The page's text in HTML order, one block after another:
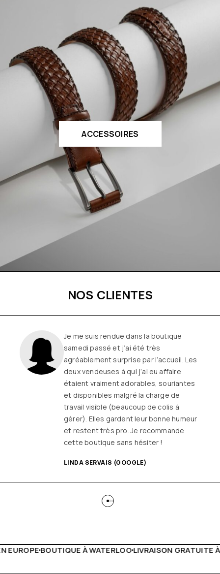
ACCESSOIRES
NOS CLIENTES
Une boutique familiale, à l’écoute et
remplie de joie de vivre
Les
vêtements sont de qualité, tendances
et originaux pour différentes
morphologies
et ça fait très
longtemps que j’y vais (depuis le début
ou quasiment) J’adore y faire un tour et
on ne sort jamais (ou presque) sans rien
LIVRAISON GRATUITE À PARTIR DE 150€ LIVE